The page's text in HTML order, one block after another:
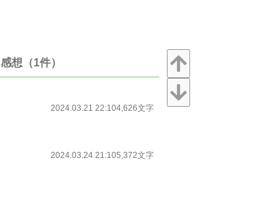
感想（1件）
2024.03.21 22:104,626文字
2024.03.24 21:105,372文字